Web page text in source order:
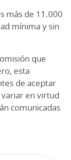
tu
un código
más de 11.000
mínima y sin
que
esta
de aceptar
en virtud
comunicadas